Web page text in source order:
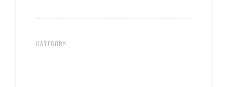
CATEGORY: